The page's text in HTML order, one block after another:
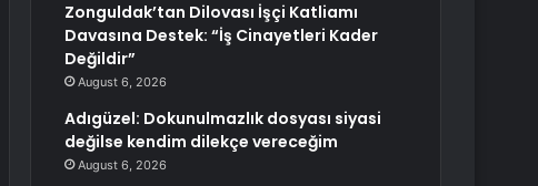
Zonguldak’tan Dilovası İşçi Katliamı
Davasına Destek: “İş Cinayetleri Kader
Değildir”
August 6, 2026
Adıgüzel: Dokunulmazlık dosyası siyasi
değilse kendim dilekçe vereceğim
August 6, 2026